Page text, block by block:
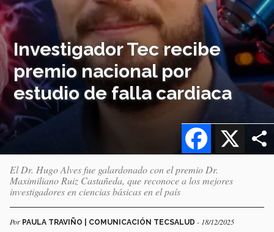
Investigador Tec recibe
premio nacional por
estudio de falla cardiaca
X
Facebook
El Dr. Hugo Alves fue galardonado con el premio Dr.
Maximiliano Ruiz Castañeda, que reconoce a los mejores
investigadores en ciencias básicas en el país
Por PAULA TRAVIÑO | COMUNICACIÓN TECSALUD - 18/12/2025